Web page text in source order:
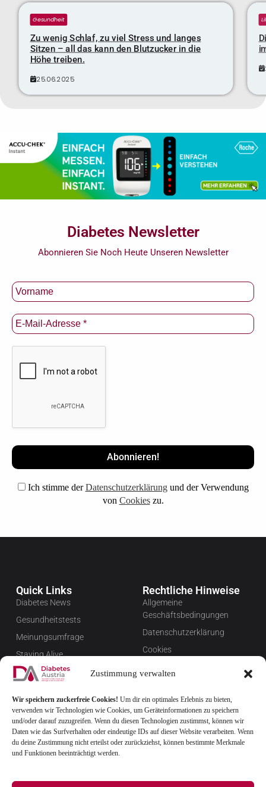
Zustimmung verwalten
Wir speichern zuckerfreie Cookies! Um dir ein optimales Erlebnis zu bieten,
verwenden wir Technologien wie Cookies, um Geräteinformationen zu speichern
und/oder darauf zuzugreifen. Wenn du diesen Technologien zustimmst, können wir
Daten wie das Surfverhalten oder eindeutige IDs auf dieser Website verarbeiten. Wenn
du deine Zustimmung nicht erteilst oder zurückziehst, können bestimmte Merkmale
und Funktionen beeinträchtigt werden.
Gesundheit
Zu wenig Schlaf, zu viel Stress und langes
Sitzen – all das kann den Blutzucker in die
Höhe treiben.
25.06.2025
Diabetes Newsletter
Abonnieren Sie Noch Heute Unseren Newsletter
Ich stimme derDatenschutzerklärungund der Verwendung
von Cookieszu.
Quick Links
Diabetes News
Gesundheitstests
Meinungsumfrage
Staying Alive
Favoriten
Rechtliche Hinweise
Allgemeine
Geschäftsbedingungen
Datenschutzerklärung
Cookies
Newsletter verwalten
FAQ